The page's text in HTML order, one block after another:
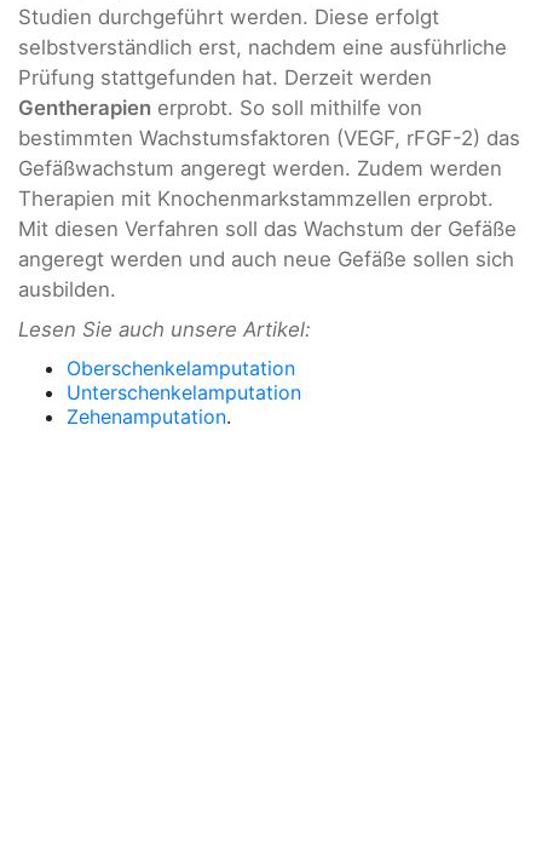
Studien durchgeführt werden. Diese erfolgt
selbstverständlich erst, nachdem eine ausführliche
Prüfung stattgefunden hat. Derzeit werden
Gentherapien erprobt. So soll mithilfe von
bestimmten Wachstumsfaktoren (VEGF, rFGF-2) das
Gefäßwachstum angeregt werden. Zudem werden
Therapien mit Knochenmarkstammzellen erprobt.
Mit diesen Verfahren soll das Wachstum der Gefäße
angeregt werden und auch neue Gefäße sollen sich
ausbilden.
Lesen Sie auch unsere Artikel:
Oberschenkelamputation
Unterschenkelamputation
Zehenamputation.